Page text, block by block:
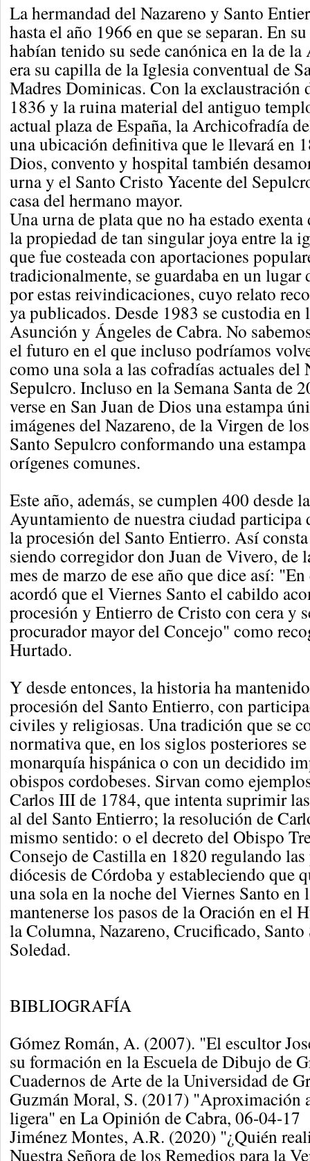
La hermandad del Nazareno y Santo
hasta el año 1966 en que se separan. En
habían tenido su sede canónica en la de
era su capilla de la Iglesia conventual de
Madres Dominicas. Con la exclaustración
1836 y la ruina material del antiguo
actual plaza de España, la Archicofradía
una ubicación definitiva que le llevará en
Dios, convento y hospital también
urna y el Santo Cristo Yacente del
casa del hermano mayor.
Una urna de plata que no ha estado
la propiedad de tan singular joya entre la
que fue costeada con aportaciones
tradicionalmente, se guardaba en un
por estas reivindicaciones, cuyo relato
ya publicados. Desde 1983 se custodia en
Asunción y Ángeles de Cabra. No
el futuro en el que incluso podríamos
como una sola a las cofradías actuales del
Sepulcro. Incluso en la Semana Santa de
verse en San Juan de Dios una estampa
imágenes del Nazareno, de la Virgen de
Santo Sepulcro conformando una
orígenes comunes.
Este año, además, se cumplen 400 desde
Ayuntamiento de nuestra ciudad participa
la procesión del Santo Entierro. Así
siendo corregidor don Juan de Vivero, de
mes de marzo de ese año que dice así:
acordó que el Viernes Santo el cabildo
procesión y Entierro de Cristo con cera y
procurador mayor del Concejo" como
Hurtado.
Y desde entonces, la historia ha
procesión del Santo Entierro, con
civiles y religiosas. Una tradición que se
normativa que, en los siglos posteriores
monarquía hispánica o con un decidido
obispos cordobeses. Sirvan como
Carlos III de 1784, que intenta suprimir
al del Santo Entierro; la resolución de
mismo sentido: o el decreto del Obispo
Consejo de Castilla en 1820 regulando
diócesis de Córdoba y estableciendo que
una sola en la noche del Viernes Santo en
mantenerse los pasos de la Oración en el
la Columna, Nazareno, Crucificado,
Soledad.
BIBLIOGRAFÍA
Gómez Román, A. (2007). "El escultor
su formación en la Escuela de Dibujo de
Cuadernos de Arte de la Universidad de
Guzmán Moral, S. (2017) "Aproximación
ligera" en La Opinión de Cabra, 06-04-17
Jiménez Montes, A.R. (2020) "¿Quién
Nuestra Señora de los Remedios para la